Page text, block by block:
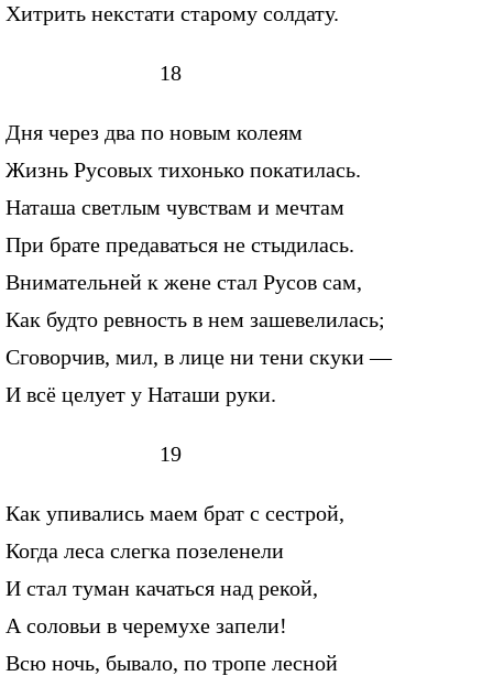
Хитрить некстати старому солдату.
18
Дня через два по новым колеям
Жизнь Русовых тихонько покатилась.
Наташа светлым чувствам и мечтам
При брате предаваться не стыдилась.
Внимательней к жене стал Русов сам,
Как будто ревность в нем зашевелилась;
Сговорчив, мил, в лице ни тени скуки —
И всё целует у Наташи руки.
19
Как упивались маем брат с сестрой,
Когда леса слегка позеленели
И стал туман качаться над рекой,
А соловьи в черемухе запели!
Всю ночь, бывало, по тропе лесной